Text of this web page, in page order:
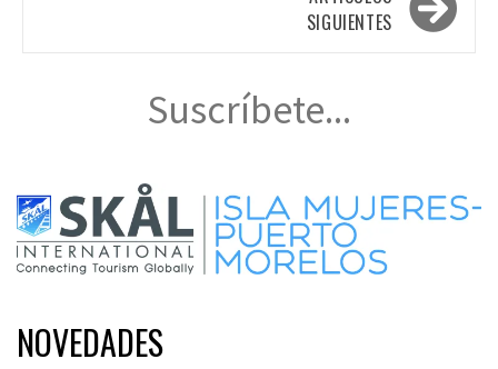
SIGUIENTES
Suscríbete...
NOVEDADES